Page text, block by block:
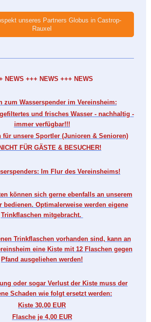
unseres Partners Globus in Castrop-
Rauxel
NEWS +++ NEWS +++ NEWS
zum Wasserspender im Vereinsheim:
und frisches Wasser - nachhaltig -
immer verfügbar!!!
unsere Sportler (Junioren & Senioren)
FÜR GÄSTE & BESUCHER!
Im Flur des Vereinsheims!
können sich gerne ebenfalls an unserem
bedienen. Optimalerweise werden eigene
Trinkflaschen mitgebracht.
Trinkflaschen vorhanden sind, kann an
eine Kiste mit 12 Flaschen gegen
Pfand ausgeliehen werden!
oder sogar Verlust der Kiste muss der
Schaden wie folgt ersetzt werden:
Kiste 30,00 EUR
Flasche je 4,00 EUR